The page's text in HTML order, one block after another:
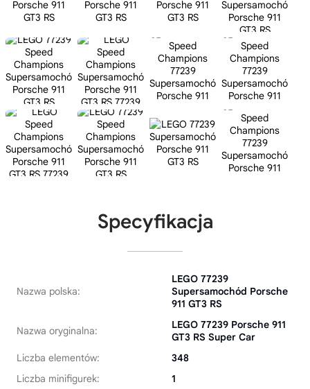
Specyfikacja
Nazwa polska:
LEGO 77239
Supersamochód Porsche
911 GT3 RS
Nazwa oryginalna:
LEGO 77239 Porsche 911
GT3 RS Super Car
Liczba elementów:
348
Liczba minifigurek:
1